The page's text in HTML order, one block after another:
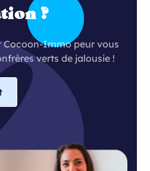
?
Cocoon-Immo peur vous
verts de jalousie !